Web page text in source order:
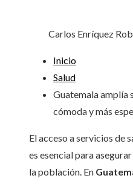
Carlos Enríquez
Inicio
Salud
Guatemala amplía
cómoda y más
El acceso a servicios de
es esencial para
la población. En